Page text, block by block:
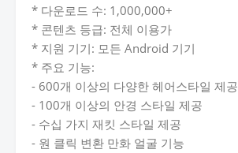
* 다운로드 수: 1,000,000+
* 콘텐츠 등급: 전체 이용가
* 지원 기기: 모든 Android 기기
* 주요 기능:
- 600개 이상의 다양한 헤어스타일 제공
- 100개 이상의 안경 스타일 제공
- 수십 가지 재킷 스타일 제공
- 원 클릭 변환 만화 얼굴 기능